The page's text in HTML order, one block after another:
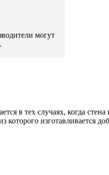
могут
в тех случаях, когда
изготавливается